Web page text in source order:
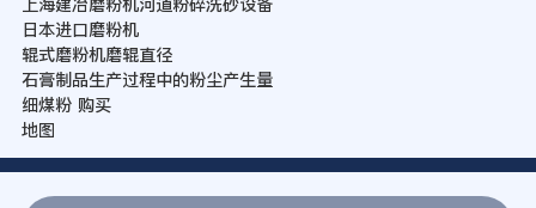
上海建冶磨粉机河道粉碎洗砂设备
日本进口磨粉机
辊式磨粉机磨辊直径
石膏制品生产过程中的粉尘产生量
细煤粉 购买
地图